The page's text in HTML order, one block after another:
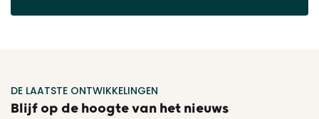
DE LAATSTE ONTWIKKELINGEN
Blijf op de hoogte van het nieuws